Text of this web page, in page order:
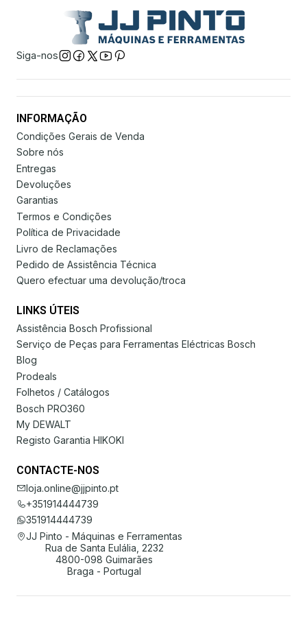
Siga-nos
INFORMAÇÃO
Condições Gerais de Venda
Sobre nós
Entregas
Devoluções
Garantias
Termos e Condições
Política de Privacidade
Livro de Reclamações
Pedido de Assistência Técnica
Quero efectuar uma devolução/troca
LINKS ÚTEIS
Assistência Bosch Profissional
Serviço de Peças para Ferramentas Eléctricas Bosch
Blog
Prodeals
Folhetos / Catálogos
Bosch PRO360
My DEWALT
Registo Garantia HIKOKI
CONTACTE-NOS
loja.online@jjpinto.pt
+351914444739
351914444739
JJ Pinto - Máquinas e Ferramentas
Rua de Santa Eulália, 2232
4800-098 Guimarães
Braga - Portugal